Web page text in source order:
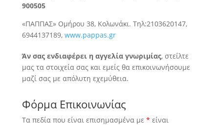
900505
«ΠΑΠΠΑΣ» Ομήρου 38, Κολωνάκι. Τηλ:2103620147,
6944137189, www.pappas.gr
Άν σας ενδιαφέρει η αγγελία γνωριμίας, στείλτε
μας τα στοιχεία σας και εμείς θα επικοινωνήσουμε
μαζί σας με απόλυτη εχεμύθεια.
Φόρμα Επικοινωνίας
Τα πεδία που είναι επισημασμένα με * είναι